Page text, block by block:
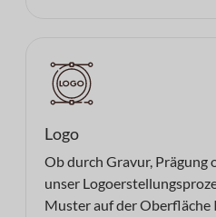
Logo
Ob durch Gravur, Prägung
unser
Muster auf der Oberfläche